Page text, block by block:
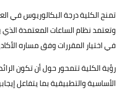
تمنح الكلية درجة البكالوريوس في
وتعتمد نظام الساعات المعتمدة
في اختيار المقررات وفق مساره
رؤية الكلية تتمحور حول أن تكون
الأساسية والتطبيقية بما يتفاعل